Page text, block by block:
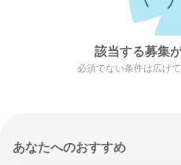
該当する募集
必須でない条件は広げ
あなたへのおすすめ